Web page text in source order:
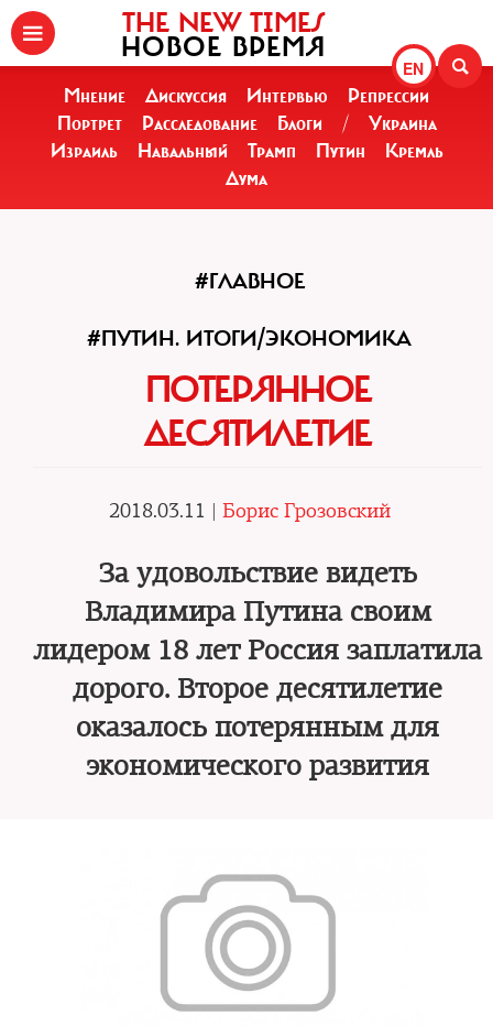
EN
THE NEW TIMES
НОВОЕ ВРЕМЯ
Мнение Дискуссия Интервью
Репрессии
Портрет
Расследование Блоги /
Украина
Израиль
Навальный Трамп Путин
Кремль
Дума
#ГЛАВНОЕ
#ПУТИН. ИТОГИ/ЭКОНОМИКА
ПОТЕРЯННОЕ
ДЕСЯТИЛЕТИЕ
2018.03.11 | Борис Грозовский
За удовольствие видеть
Владимира Путина своим
лидером 18 лет Россия заплатила
дорого. Второе десятилетие
оказалось потерянным для
экономического развития